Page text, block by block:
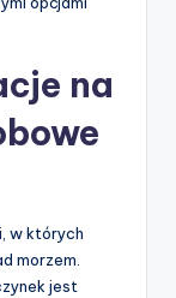
na
w których
morzem.
jest